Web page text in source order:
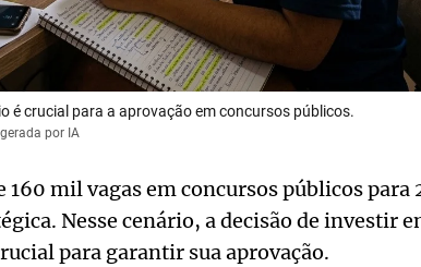
é crucial para a aprovação em concursos públicos.
por IA
160 mil vagas em concursos públicos para
Nesse cenário, a decisão de investir
para garantir sua aprovação.